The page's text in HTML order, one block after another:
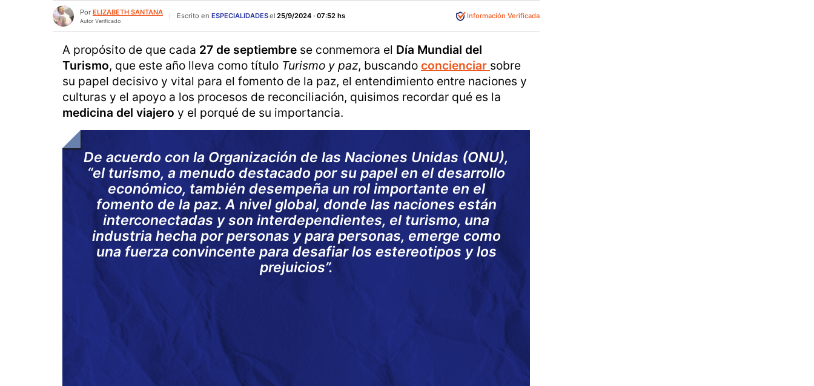
Por ELIZABETH SANTANA
Autor Verificado
Escrito en ESPECIALIDADESel 25/9/2024 · 07:52 hs Información Verificada
A propósito de que cada 27 de septiembre se conmemora el Día Mundial del
Turismo, que este año lleva como título Turismo y paz, buscando concienciar sobre
su papel decisivo y vital para el fomento de la paz, el entendimiento entre naciones y
culturas y el apoyo a los procesos de reconciliación, quisimos recordar qué es la
medicina del viajero y el porqué de su importancia.
De acuerdo con la Organización de las Naciones Unidas (ONU),
“el turismo, a menudo destacado por su papel en el desarrollo
económico, también desempeña un rol importante en el
fomento de la paz. A nivel global, donde las naciones están
interconectadas y son interdependientes, el turismo, una
industria hecha por personas y para personas, emerge como
una fuerza convincente para desafiar los estereotipos y los
prejuicios”.